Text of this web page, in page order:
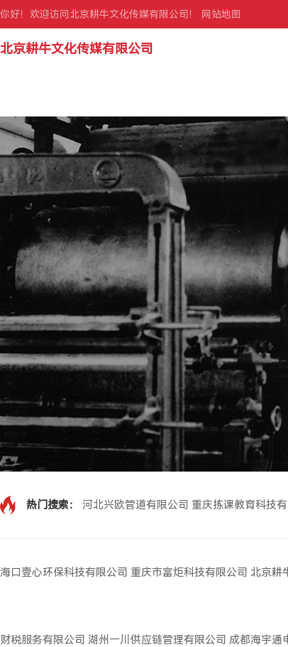
你好！欢迎访问北京耕牛文化传媒有限公司！ 网站地图
北京耕牛文化传媒有限公司
热门搜索： 河北兴欧管道有限公司 重庆拣课教育科技
海口壹心环保科技有限公司 重庆市富炬科技有限公司 北京耕
财税服务有限公司 湖州一川供应链管理有限公司 成都海宇通